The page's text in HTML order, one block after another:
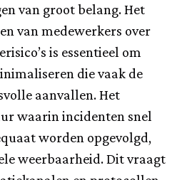
van groot belang. Het
van medewerkers over
is essentieel om
die vaak de
aanvallen. Het
waarin incidenten snel
worden opgevolgd,
weerbaarheid. Dit vraagt